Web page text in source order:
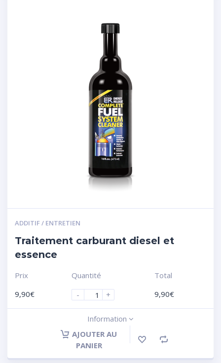
ADDITIF / ENTRETIEN
Traitement carburant diesel et
essence
Prix
9,90€
Quantité
-
+
Total
9,90€
Information
AJOUTER AU
PANIER